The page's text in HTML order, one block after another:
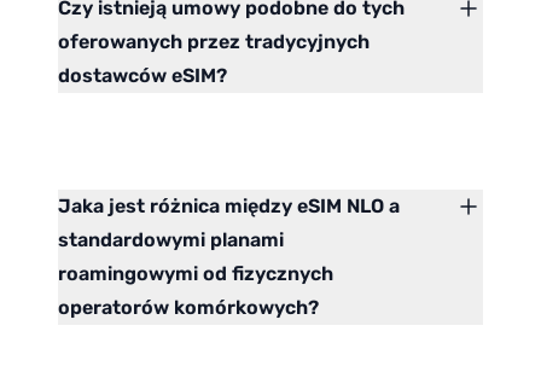
Czy istnieją umowy podobne do tych
oferowanych przez tradycyjnych
dostawców eSIM?
Jaka jest różnica między eSIM NLO a
standardowymi planami
roamingowymi od fizycznych
operatorów komórkowych?